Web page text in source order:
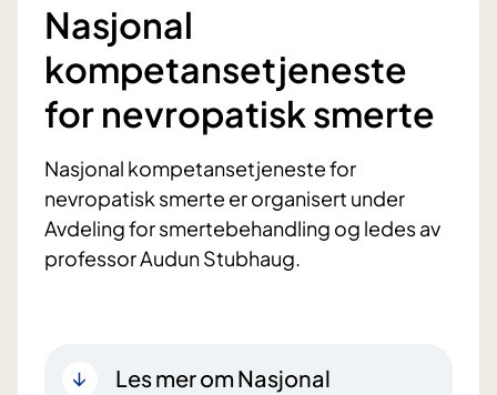
Nasjonal
kompetansetjeneste
for nevropatisk smerte
Nasjonal kompetansetjeneste for
nevropatisk smerte er organisert under
Avdeling for smertebehandling og ledes av
professor Audun Stubhaug.
Les mer om Nasjonal